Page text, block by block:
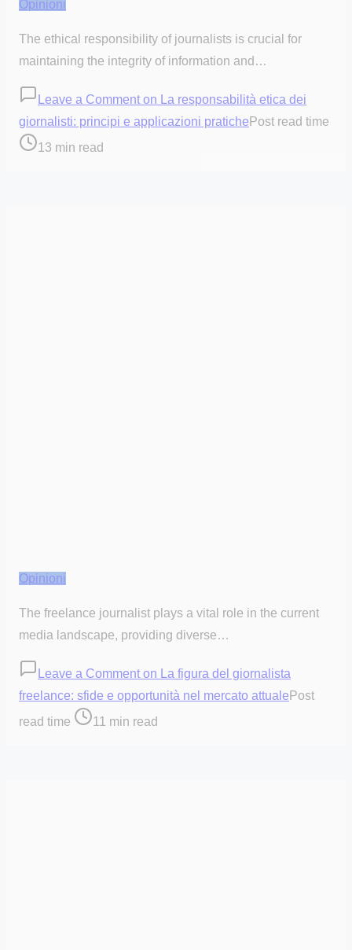
Opinioni
The ethical responsibility of journalists is crucial for
maintaining the integrity of information and…
Leave a Comment on La responsabilità etica dei
giornalisti: principi e applicazioni pratiche Post read time
13 min read
Opinioni
The freelance journalist plays a vital role in the current
media landscape, providing diverse…
Leave a Comment on La figura del giornalista
freelance: sfide e opportunità nel mercato attuale Post
read time
11 min read